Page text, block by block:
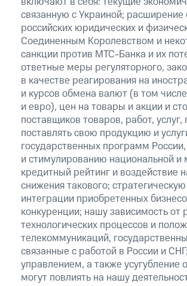
связанную с Украиной;
российских юридических и
Соединенным Королевством и
санкции против МТС-Банка и их
ответные меры регуляторного,
в качестве реагирования на
и курсов обмена валют (в том
и евро), цен на товары и акции и
поставщиков товаров, работ,
поставлять свою продукцию и
государственных программ
и стимулированию национальной
кредитный рейтинг и воздействие
снижения такового;
интеграции приобретенных
конкуренции; нашу зависимость
технологических процессов и
телекоммуникаций,
связанные с работой в России и
управлением, а также
могут повлиять на нашу